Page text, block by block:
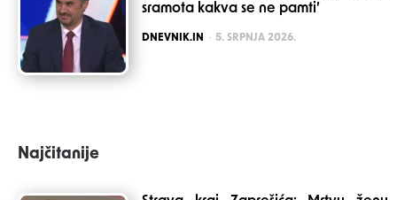
sramota kakva se ne pamti’
POSTED
DNEVNIK.IN 5. SRPNJA 2026.
Najčitanije